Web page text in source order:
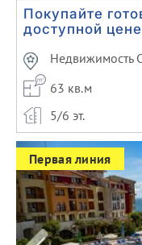
Покупайте
доступной
Недвижимость
63 кв.м
5/6 эт.
Previous
Первая линия